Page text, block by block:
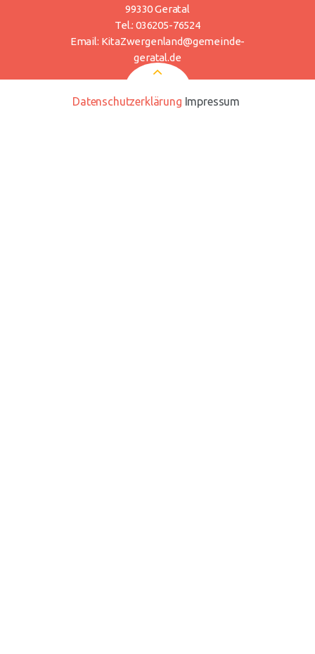
99330 Geratal
Tel.: 036205-76524
Email: KitaZwergenland@gemeinde-
geratal.de
Datenschutzerklärung Impressum